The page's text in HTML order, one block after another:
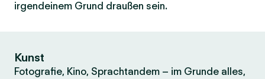
irgendeinem Grund draußen sein.
Kunst
Fotografie, Kino, Sprachtandem – im Grunde alles,